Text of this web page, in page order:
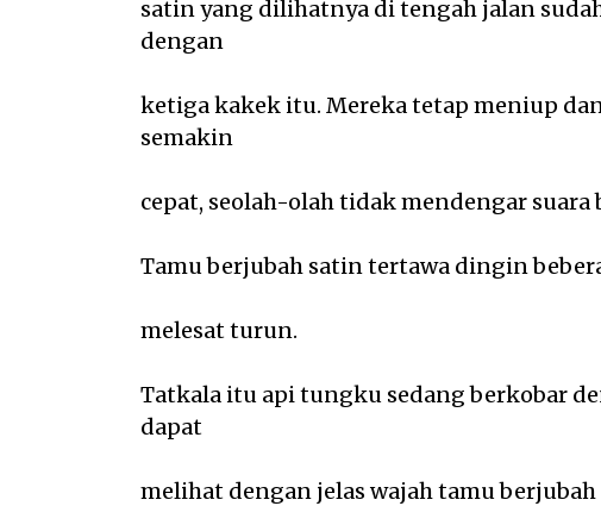
satin yang dilihatnya di tengah jalan
dengan
ketiga kakek itu. Mereka tetap meniup
semakin
cepat, seolah-olah tidak mendengar suara
Tamu berjubah satin tertawa dingin
melesat turun.
Tatkala itu api tungku sedang berkobar
dapat
melihat dengan jelas wajah tamu